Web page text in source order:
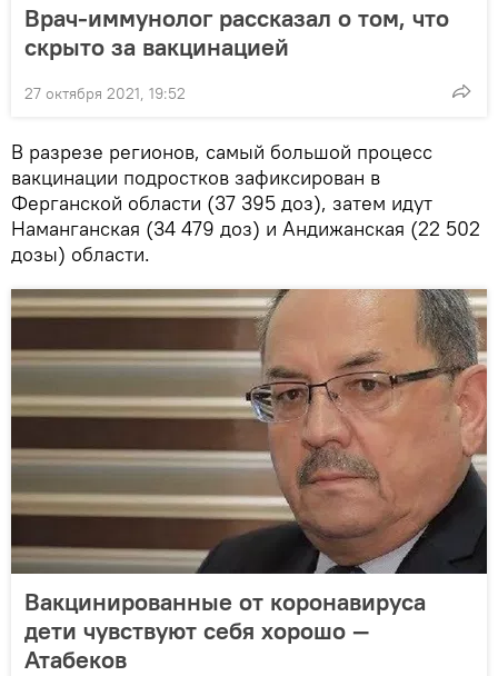
Врач-иммунолог рассказал о том, что
скрыто за вакцинацией
27 октября 2021, 19:52
В разрезе регионов, самый большой процесс
вакцинации подростков зафиксирован в
Ферганской области (37 395 доз), затем идут
Наманганская (34 479 доз) и Андижанская (22 502
дозы) области.
Вакцинированные от коронавируса
дети чувствуют себя хорошо —
Атабеков